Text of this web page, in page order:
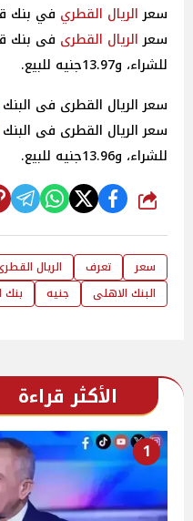
سعرالريال القطري في بنك
سعرالريال القطرى
للشراء، و13.97جنيه للبيع.
سعر الريال القطرى فى البنك
سعر الريال القطرى فى البنك
للشراء، و13.96جنيه للبيع.
شارك
سعر تعرف الريال
البنك الاهلى
جنيه بنك
الأكثر قراءة
1